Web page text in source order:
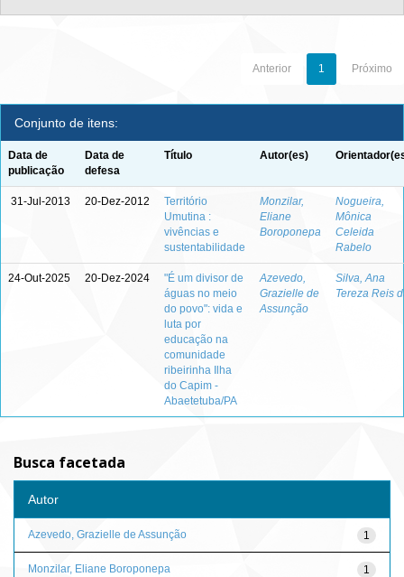
Anterior 1 Próximo
Conjunto de itens:
Data de
publicação
Data de
defesa
Título Autor(es)
31-Jul-2013 20-Dez-2012
Território
Umutina :
vivências e
sustentabilidade
Monzilar,
Eliane
Boroponepa
Nogueira,
Mônica
Celeida
Rabelo
24-Out-2025 20-Dez-2024
"É um divisor de
águas no meio
do povo": vida e
luta por
educação na
comunidade
ribeirinha Ilha
do Capim -
Abaetetuba/PA
Azevedo,
Grazielle de
Assunção
Silva, Ana
Tereza Reis
Busca facetada
Autor
1
Azevedo, Grazielle de Assunção
1
Monzilar, Eliane Boroponepa